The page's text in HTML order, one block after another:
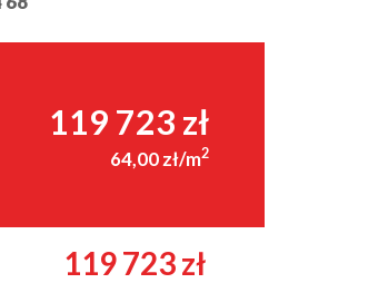
119 723 zł
64,00 zł/m2
119 723 zł